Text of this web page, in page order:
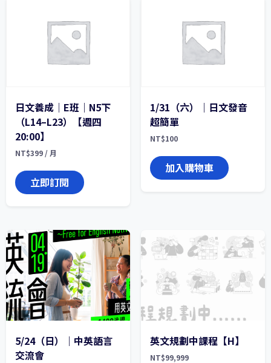
日文養成｜E班｜N5下
（L14–L23）【週四
20:00】
NT$399 / 月
立即訂閱
1/31（六）｜日文發音
超簡單
NT$100
加入購物車
5/24（日）｜中英語言
交流會
英文規劃中課程【H】
NT$99,999